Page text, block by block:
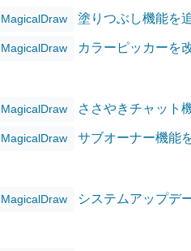
MagicalDraw 塗りつぶし機能を
MagicalDraw カラーピッカーを
MagicalDraw ささやきチャット
MagicalDraw サブオーナー機能
MagicalDraw システムアップデ